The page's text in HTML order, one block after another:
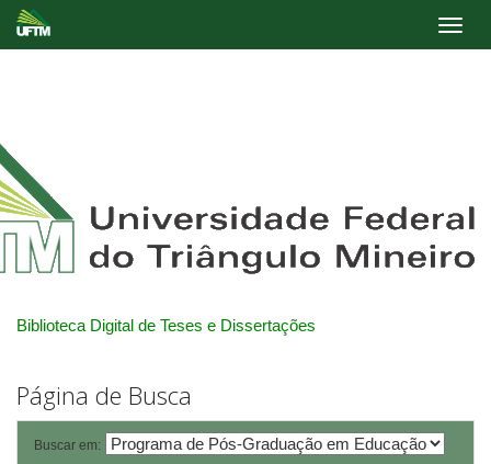
Biblioteca Digital de Teses e Dissertações
Página de Busca
Buscar em: